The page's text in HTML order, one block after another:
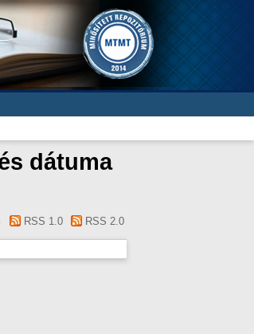
dátuma
RSS 1.0 RSS 2.0